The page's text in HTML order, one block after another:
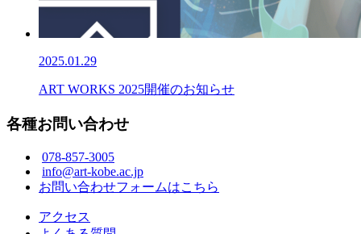
2025.01.29
ART WORKS 2025開催のお知らせ
各種お問い合わせ
078-857-3005
info@art-kobe.ac.jp
お問い合わせフォームはこちら
アクセス